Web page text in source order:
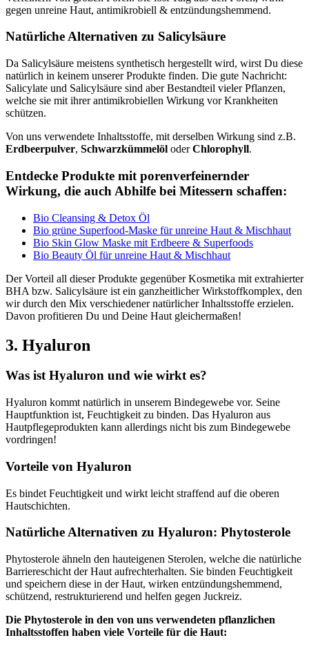
gegen unreine Haut, antimikrobiell & entzündungshemmend.
Natürliche Alternativen zu Salicylsäure
Da Salicylsäure meistens synthetisch hergestellt wird, wirst Du diese
natürlich in keinem unserer Produkte finden. Die gute Nachricht:
Salicylate und Salicylsäure sind aber Bestandteil vieler Pflanzen,
welche sie mit ihrer antimikrobiellen Wirkung vor Krankheiten
schützen.
Von uns verwendete Inhaltsstoffe, mit derselben Wirkung sind z.B.
Erdbeerpulver, Schwarzkümmelöl oderChlorophyll.
Entdecke Produkte mit porenverfeinernder
Wirkung, die auch Abhilfe bei Mitessern schaffen:
Bio Cleansing & Detox Öl
Bio grüne Superfood-Maske für unreine Haut & Mischhaut
Bio Skin Glow Maske mit Erdbeere & Superfoods
Bio Beauty Öl für unreine Haut & Mischhaut
Der Vorteil all dieser Produkte gegenüber Kosmetika mit extrahierter
BHA bzw. Salicylsäure ist ein ganzheitlicher Wirkstoffkomplex, den
wir durch den Mix verschiedener natürlicher Inhaltsstoffe erzielen.
Davon profitieren Du und Deine Haut gleichermaßen!
3. Hyaluron
Was ist Hyaluron und wie wirkt es?
Hyaluron kommt natürlich in unserem Bindegewebe vor. Seine
Hauptfunktion ist, Feuchtigkeit zu binden. Das Hyaluron aus
Hautpflegeprodukten kann allerdings nicht bis zum Bindegewebe
vordringen!
Vorteile von Hyaluron
Es bindet Feuchtigkeit und wirkt leicht straffend auf die oberen
Hautschichten.
Natürliche Alternativen zu Hyaluron: Phytosterole
Phytosterole ähneln den hauteigenen Sterolen, welche die natürliche
Barriereschicht der Haut aufrechterhalten. Sie binden Feuchtigkeit
und speichern diese in der Haut, wirken entzündungshemmend,
schützend, restrukturierend und helfen gegen Juckreiz.
Die Phytosterole in den von uns verwendeten pflanzlichen
Inhaltsstoffen haben viele Vorteile für die Haut: